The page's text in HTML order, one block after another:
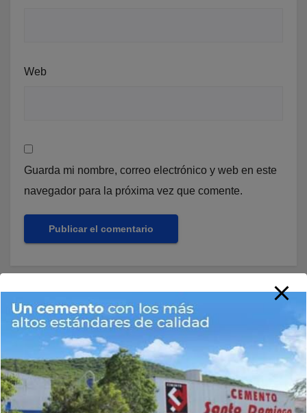
Web
Guarda mi nombre, correo electrónico y web en este
navegador para la próxima vez que comente.